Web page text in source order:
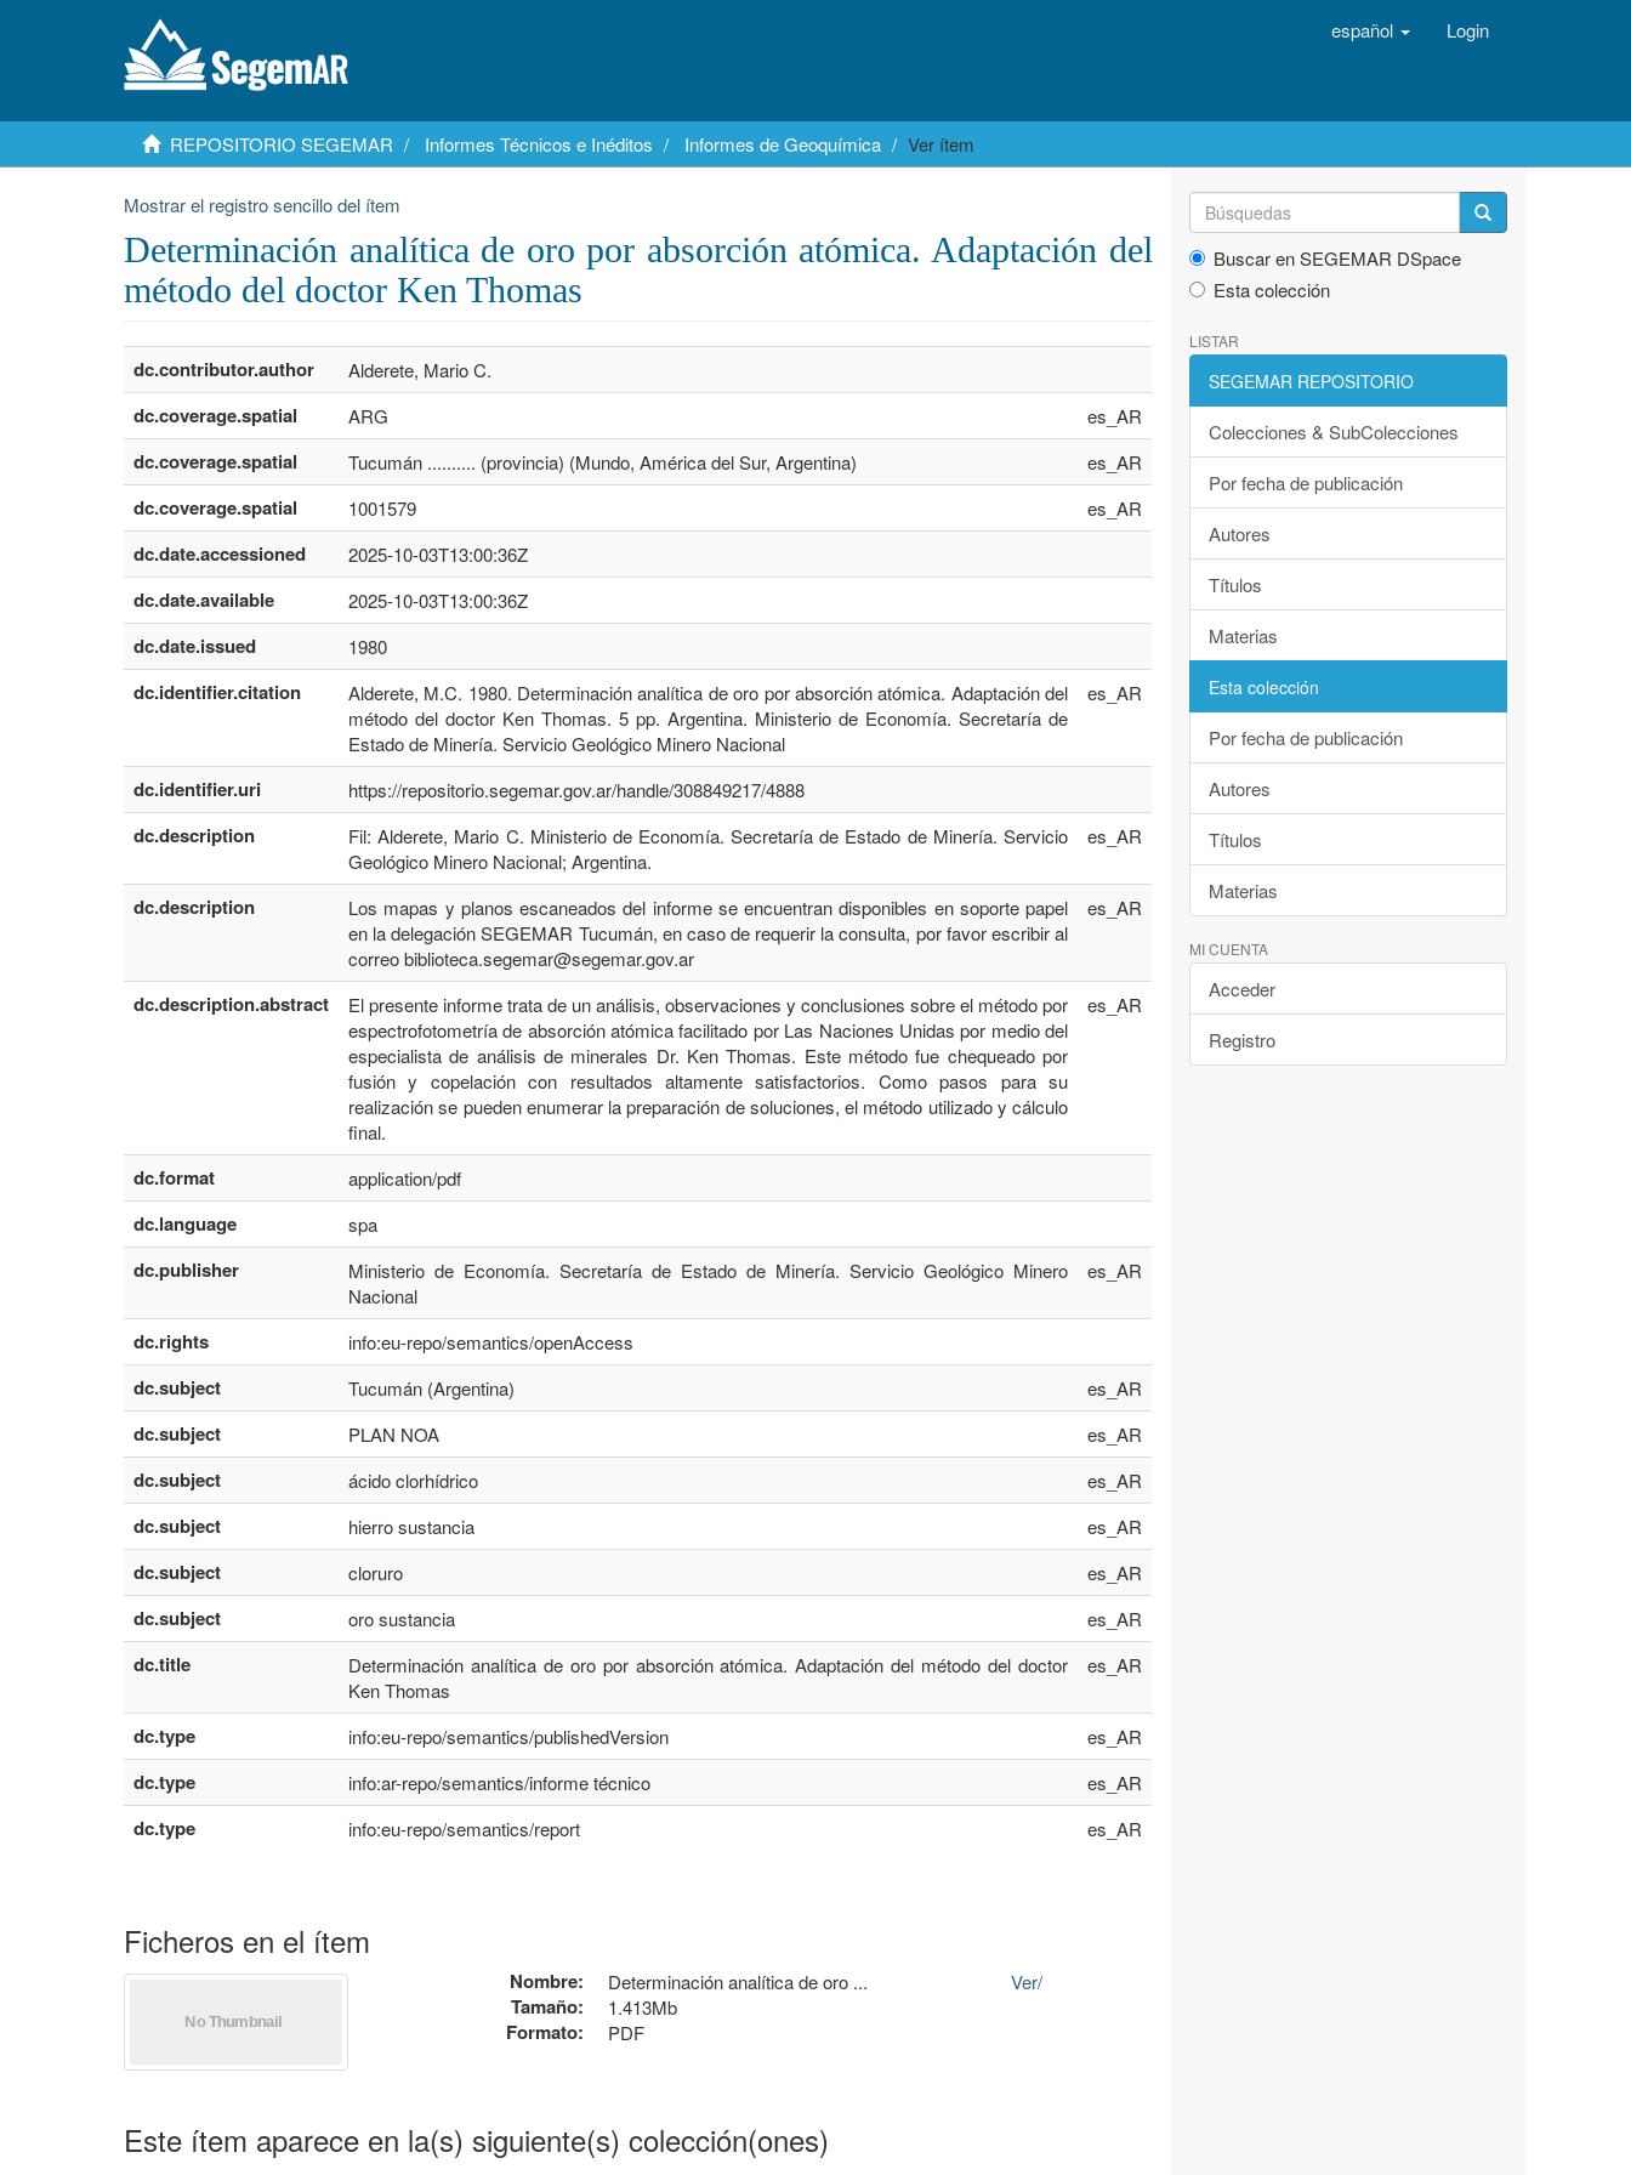
español Login
REPOSITORIO SEGEMAR Informes Técnicos e Inéditos Informes de Geoquímica Ver ítem
Mostrar el registro sencillo del ítem
Determinación analítica de oro por absorción atómica. Adaptación del
método del doctor Ken Thomas
dc.contributor.author Alderete, Mario C.
dc.coverage.spatial ARG es_AR
dc.coverage.spatial Tucumán .......... (provincia) (Mundo, América del Sur, Argentina) es_AR
dc.coverage.spatial 1001579 es_AR
dc.date.accessioned 2025-10-03T13:00:36Z
dc.date.available 2025-10-03T13:00:36Z
dc.date.issued 1980
dc.identifier.citation
Alderete, M.C. 1980. Determinación analítica de oro por absorción atómica. Adaptación del
método del doctor Ken Thomas. 5 pp. Argentina. Ministerio de Economía. Secretaría de
Estado de Minería. Servicio Geológico Minero Nacional
es_AR
dc.identifier.uri https://repositorio.segemar.gov.ar/handle/308849217/4888
dc.description
Fil: Alderete, Mario C. Ministerio de Economía. Secretaría de Estado de Minería. Servicio
Geológico Minero Nacional; Argentina.
es_AR
dc.description
Los mapas y planos escaneados del informe se encuentran disponibles en soporte papel
en la delegación SEGEMAR Tucumán, en caso de requerir la consulta, por favor escribir al
correo biblioteca.segemar@segemar.gov.ar
es_AR
dc.description.abstract
El presente informe trata de un análisis, observaciones y conclusiones sobre el método por
espectrofotometría de absorción atómica facilitado por Las Naciones Unidas por medio del
especialista de análisis de minerales Dr. Ken Thomas. Este método fue chequeado por
fusión y copelación con resultados altamente satisfactorios. Como pasos para su
realización se pueden enumerar la preparación de soluciones, el método utilizado y cálculo
final.
es_AR
dc.format application/pdf
dc.language spa
dc.publisher
Ministerio de Economía. Secretaría de Estado de Minería. Servicio Geológico Minero
Nacional
es_AR
dc.rights info:eu-repo/semantics/openAccess
dc.subject Tucumán (Argentina) es_AR
dc.subject PLAN NOA es_AR
dc.subject ácido clorhídrico es_AR
dc.subject hierro sustancia es_AR
dc.subject cloruro es_AR
dc.subject oro sustancia es_AR
dc.title
Determinación analítica de oro por absorción atómica. Adaptación del método del doctor
Ken Thomas
es_AR
dc.type info:eu-repo/semantics/publishedVersion es_AR
dc.type info:ar-repo/semantics/informe técnico es_AR
dc.type info:eu-repo/semantics/report es_AR
Ficheros en el ítem
Nombre: Determinación analítica de oro ...
Tamaño: 1.413Mb
Formato: PDF
Ver/
Este ítem aparece en la(s) siguiente(s) colección(ones)
Buscar en SEGEMAR DSpace
Esta colección
LISTAR
SEGEMAR REPOSITORIO
Colecciones & SubColecciones
Por fecha de publicación
Autores
Títulos
Materias
Esta colección
Por fecha de publicación
Autores
Títulos
Materias
MI CUENTA
Acceder
Registro